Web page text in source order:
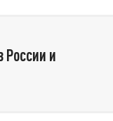
России и